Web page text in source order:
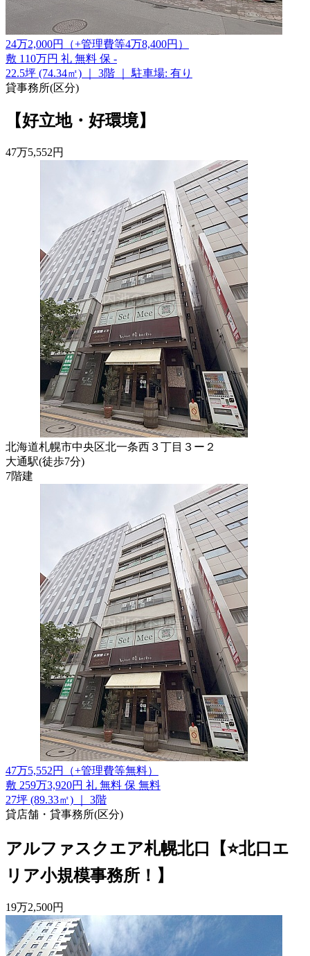
24万2,000円 （+管理費等4万8,400円 ）
敷 110万円 礼 無料 保 -
22.5坪 (74.34㎡)
3階
駐車場: 有り
貸事務所(区分)
【好立地・好環境】
47万5,552円
北海道札幌市中央区北一条西３丁目３ー２
大通駅(徒歩7分)
7階建
47万5,552円 （+管理費等無料）
敷 259万3,920円 礼 無料 保 無料
27坪 (89.33㎡)
3階
貸店舗・貸事務所(区分)
アルファスクエア札幌北口【⭐北口エ
リア小規模事務所！】
19万2,500円